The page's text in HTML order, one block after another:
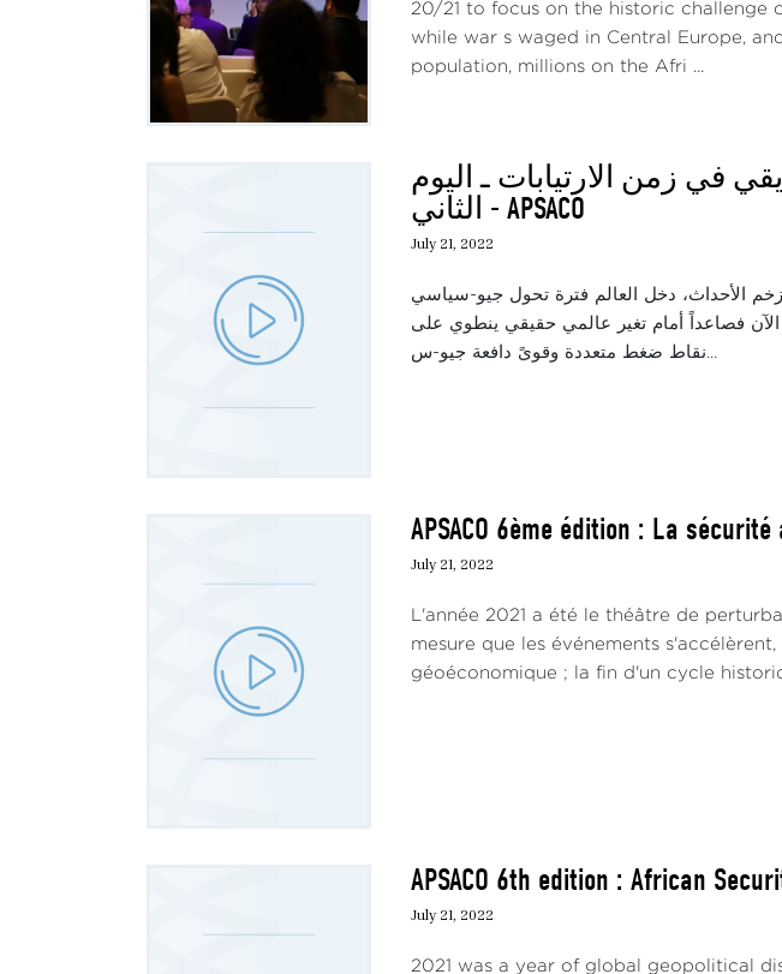
20/21 to focus on the historic challenge
while war s waged in Central Europe,
population, millions on the Afri ...
في زمن الارتيابات ـ اليوم
الثاني - APSACO
July 21, 2022
زخم الأحداث، دخل العالم فترة تحول جيو-سياسي
الآن فصاعداً أمام تغير عالمي حقيقي ينطوي على
نقاط ضغط متعددة وقوىً دافعة جيو-س...
APSACO 6ème édition : La
July 21, 2022
L'année 2021 a été le théâtre de
mesure que les événements
géoéconomique ; la fin d'un cycle
APSACO 6th edition : African
July 21, 2022
2021 was a year of global geopolitical